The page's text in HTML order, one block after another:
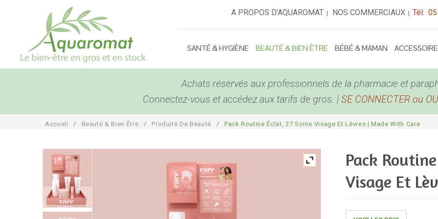
A PROPOS D'AQUAROMAT | NOS COMMERCIAUX | Tél:
SANTÉ & HYGIÈNE BEAUTÉ & BIEN ÊTRE BÉBÉ & MAMAN
Achats réservés aux professionnels de la pharmacie et
Connectez-vous et accédez aux tarifs de gros. | SE CONNECTER ou
Accueil / Beauté & Bien Être / Produits De Beauté / Pack Routine Éclat, 27 Soins Visage Et Lèvres | Made With Care
Pack
Visage Et